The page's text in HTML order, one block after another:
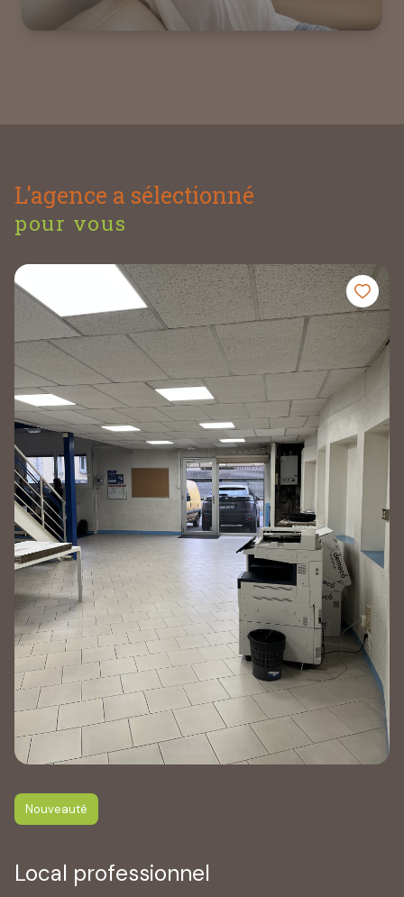
L'agence a sélectionné
pour vous
Nouveauté
Local professionnel